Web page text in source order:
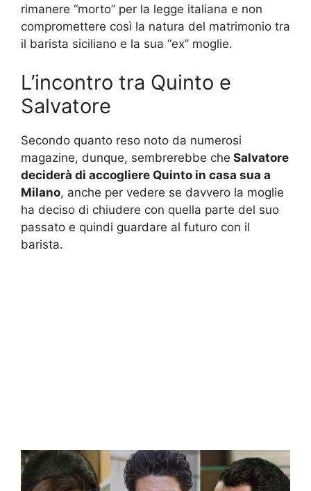
rimanere “morto” per la legge italiana e non
compromettere così la natura del matrimonio tra
il barista siciliano e la sua “ex” moglie.
L’incontro tra Quinto e
Salvatore
Secondo quanto reso noto da numerosi
magazine, dunque, sembrerebbe che Salvatore
deciderà di accogliere Quinto in casa sua a
Milano, anche per vedere se davvero la moglie
ha deciso di chiudere con quella parte del suo
passato e quindi guardare al futuro con il
barista.